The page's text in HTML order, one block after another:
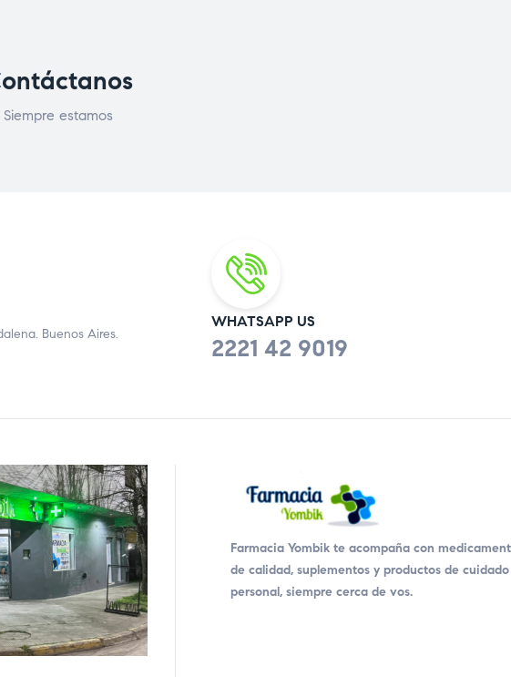
Siempre estamos
Buenos Aires.
WHATSAPP US
2221 42 9019
Farmacia Yombik te acompaña con
de calidad, suplementos y productos de cuidado
personal, siempre cerca de vos.